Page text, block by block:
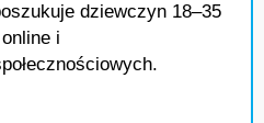
dziewczyn 18–35
i